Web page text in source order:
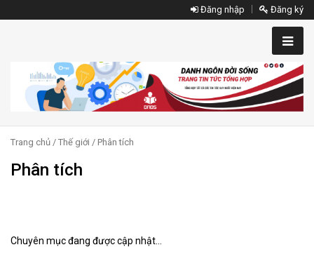
Đăng nhập Đăng ký
Trang chủ / Thế giới / Phân tích
Phân tích
Chuyên mục đang được cập nhật...